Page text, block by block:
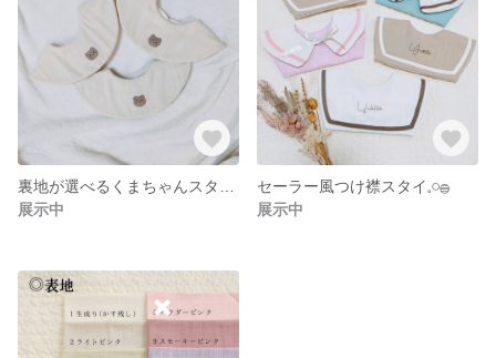
展示中
セーラー風つけ襟スタイ𓈒𓏸𓐍
展示中